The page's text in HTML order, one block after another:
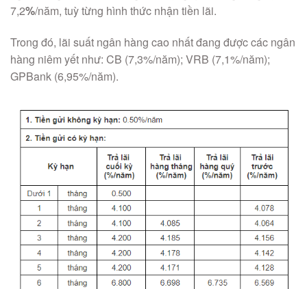
7,2%/năm, tuỳ từng hình thức nhận tiền lãi.
Trong đó, lãi suất ngân hàng cao nhất đang được các ngân
hàng niêm yết như: CB (7,3%/năm); VRB (7,1%/năm);
GPBank (6,95%/năm).